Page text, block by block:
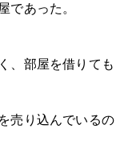
あった。
、部屋を借りても
売り込んでいるの